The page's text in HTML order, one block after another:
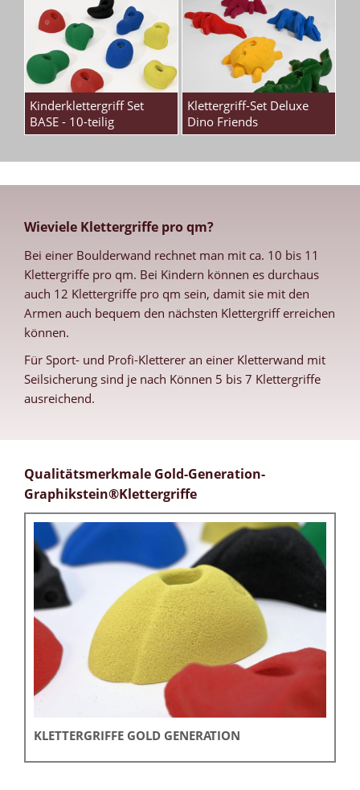
Kinderklettergriff Set
BASE - 10-teilig
Klettergriff-Set Deluxe
Dino Friends
Wieviele Klettergriffe pro qm?
Bei einer Boulderwand rechnet man mit ca. 10 bis 11
Klettergriffe pro qm. Bei Kindern können es durchaus
auch 12 Klettergriffe pro qm sein, damit sie mit den
Armen auch bequem den nächsten Klettergriff erreichen
können.
Für Sport- und Profi-Kletterer an einer Kletterwand mit
Seilsicherung sind je nach Können 5 bis 7 Klettergriffe
ausreichend.
Qualitätsmerkmale Gold-Generation-
Graphikstein®Klettergriffe
KLETTERGRIFFE GOLD GENERATION